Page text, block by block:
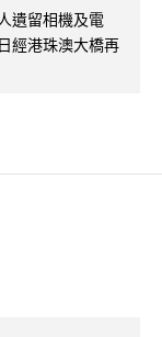
遺留相機及電
經港珠澳大橋再